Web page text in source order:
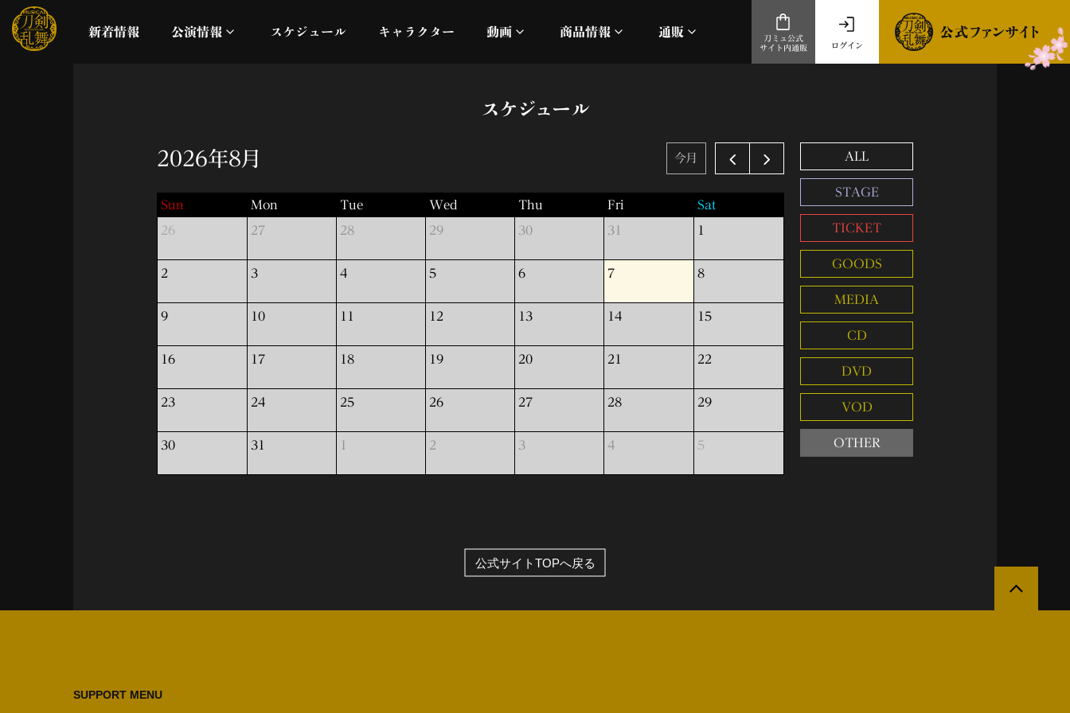
新着情報 公演情報
ライブビューイング
公演に関するお知らせ
スケジュール キャラクター 動画 商品情報
加州清光 単騎出陣 極
髭切 単騎出陣 ～夢幻泡影～
江 おん すていじ かうんとだうんぱーてぃー
全公演グッズ
ディスコグラフィー
通販
silkroad store
ネルケオンラインショップ
ログイン
刀ミュ公式
サイト内通販
スケジュール
2026年8月 今月
Sun Mon Tue Wed Thu Fri Sat
26 27 28 29 30 31 1
2 3 4 5 6 7 8
9 10 11 12 13 14 15
16 17 18 19 20 21 22
23 24 25 26 27 28 29
30 31 1 2 3 4 5
ALL
STAGE
TICKET
GOODS
MEDIA
CD
DVD
VOD
OTHER
公式サイトTOPへ戻る
SUPPORT MENU